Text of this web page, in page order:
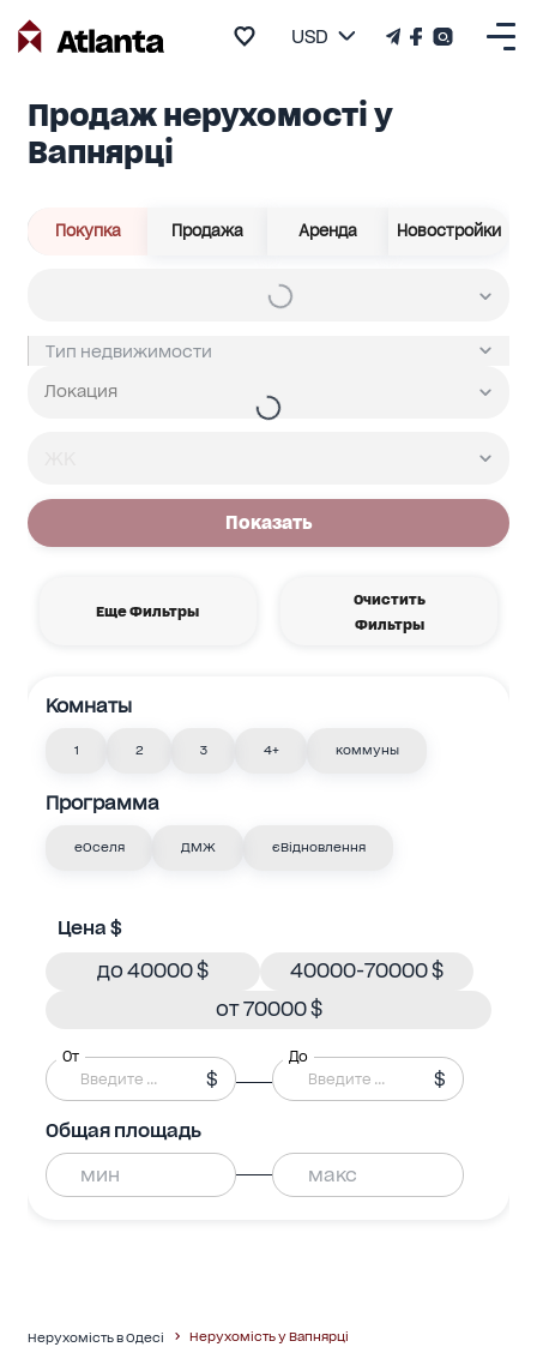
USD
Продаж нерухомості у
Вапнярці
Покупка Продажа Аренда Новостройки
Показать
Еще Фильтры
Очистить
Фильтры
Комнаты
1 2 3 4+ коммуны
Программа
еОселя ДМЖ єВідновлення
Цена $
до 40000 $
40000-70000 $
от 70000 $
От
$
До
$
Общая площадь
Нерухомість в Одесі Нерухомість у Вапнярці